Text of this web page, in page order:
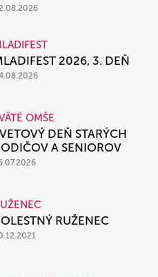
2026, 3. DEŇ
OMŠE
DEŇ STARÝCH
A SENIOROV
RUŽENEC